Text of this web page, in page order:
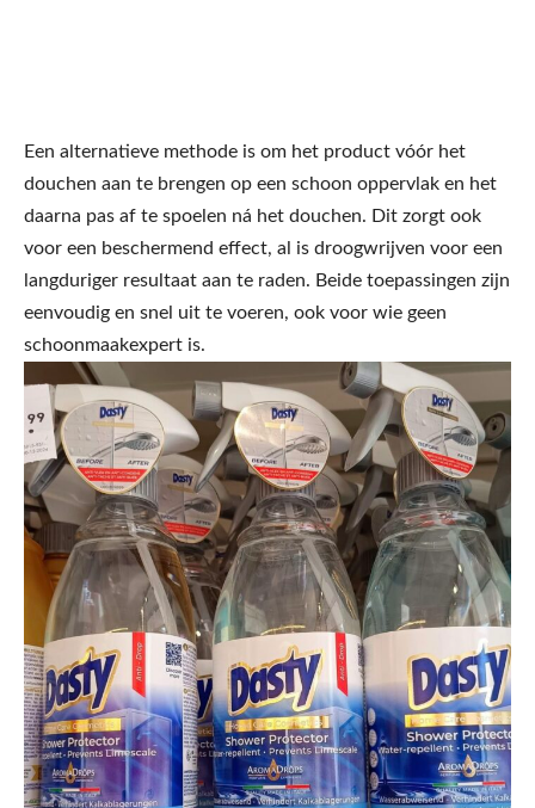
Een alternatieve methode is om het product vóór het
douchen aan te brengen op een schoon oppervlak en het
daarna pas af te spoelen ná het douchen. Dit zorgt ook
voor een beschermend effect, al is droogwrijven voor een
langduriger resultaat aan te raden. Beide toepassingen zijn
eenvoudig en snel uit te voeren, ook voor wie geen
schoonmaakexpert is.